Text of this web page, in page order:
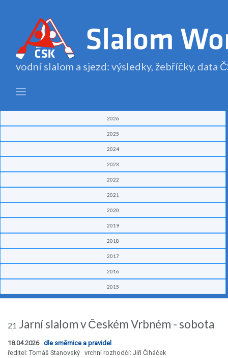
vodní slalom a sjezd: výsledky, žebříčky, data
2026
2025
2024
2023
2022
2021
2020
2019
2018
2017
2016
2015
21 Jarní slalom v Českém Vrbném - sobota
18.04.2026 dle směrnice a pravidel
ředitel: Tomáš Stanovský vrchní rozhodčí: Jiří Čiháček